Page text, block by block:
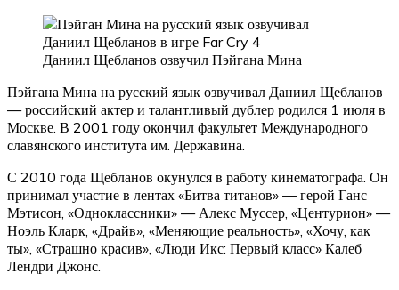
Даниил Щебланов озвучил Пэйгана Мина
Пэйгана Мина на русский язык озвучивал Даниил Щебланов
— российский актер и талантливый дублер родился 1 июля в
Москве. В 2001 году окончил факультет Международного
славянского института им. Державина.
С 2010 года Щебланов окунулся в работу кинематографа. Он
принимал участие в лентах «Битва титанов» — герой Ганс
Мэтисон, «Одноклассники» — Алекс Муссер, «Центурион» —
Ноэль Кларк, «Драйв», «Меняющие реальность», «Хочу, как
ты», «Страшно красив», «Люди Икс: Первый класс» Калеб
Лендри Джонс.